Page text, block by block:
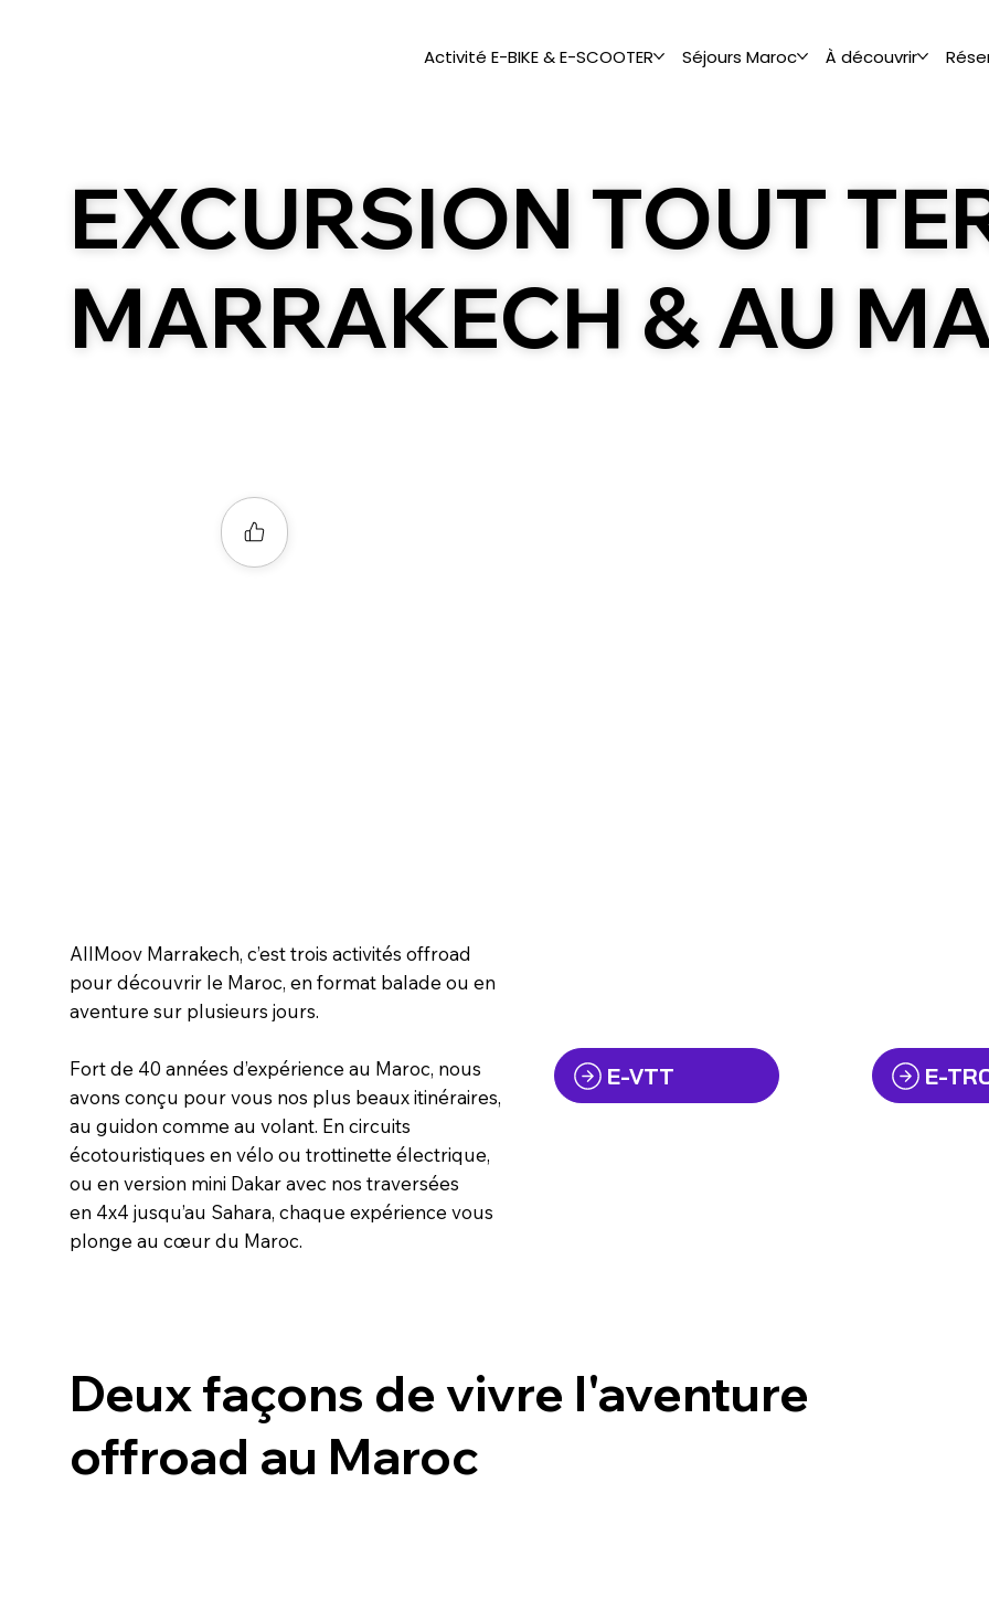
Activité E-BIKE & E-SCOOTER Séjours Maroc À découvrir
EXCURSION TOUT
MARRAKECH & AU
AllMoov Marrakech, c’est trois activités offroad
pour découvrir le Maroc, en format balade ou en
aventure sur plusieurs jours.
Fort de 40 années d’expérience au Maroc, nous
avons conçu pour vous nos plus beaux itinéraires,
au guidon comme au volant. En circuits
écotouristiques en vélo ou trottinette électrique,
ou en version mini Dakar avec nos traversées
en 4x4 jusqu’au Sahara, chaque expérience vous
plonge au cœur du Maroc.
E-VTT E-
Deux façons de vivre l'aventure
offroad au Maroc